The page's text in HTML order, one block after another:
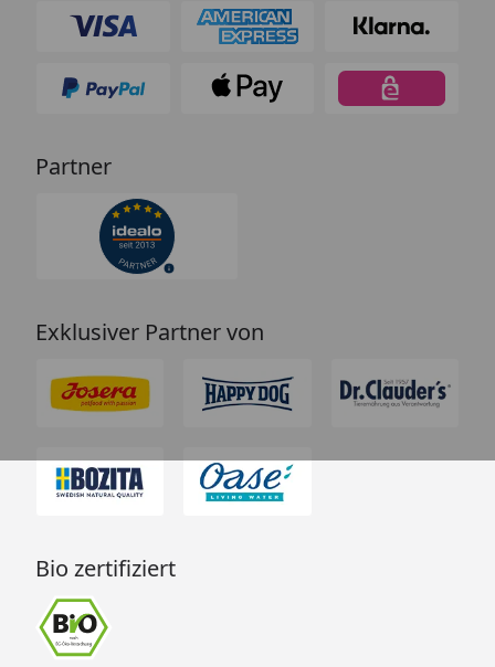
Partner
Exklusiver Partner von
Bio zertifiziert